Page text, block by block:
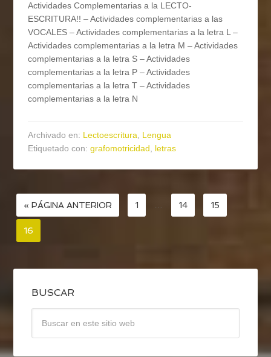
Actividades Complementarias a la LECTO-
ESCRITURA!! – Actividades complementarias a las
VOCALES – Actividades complementarias a la letra L –
Actividades complementarias a la letra M – Actividades
complementarias a la letra S – Actividades
complementarias a la letra P – Actividades
complementarias a la letra T – Actividades
complementarias a la letra N
Archivado en: Lectoescritura, Lengua
Etiquetado con:grafomotricidad, letras
« PÁGINA ANTERIOR 1 … 14 15
16
BUSCAR